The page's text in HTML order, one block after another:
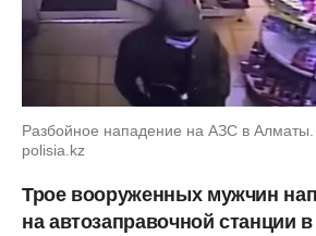
Разбойное нападение на АЗС в Алматы.
polisia.kz
Трое вооруженных мужчин
на автозаправочной станции